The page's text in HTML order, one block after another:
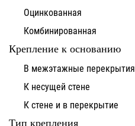
Оцинкованная
Комбинированная
Крепление к основанию
В межэтажные перекрытия
К несущей стене
К стене и в перекрытие
Тип крепления